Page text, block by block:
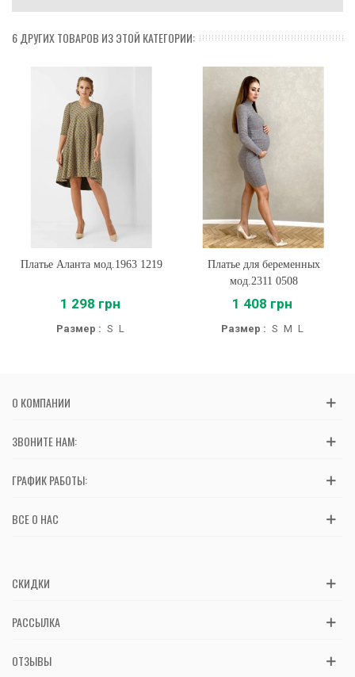
6 ДРУГИХ ТОВАРОВ ИЗ ЭТОЙ КАТЕГОРИИ:
Платье Аланта мод.1963 1219
1 298 грн
Размер : S L
Платье для беременных
мод.2311 0508
1 408 грн
Размер : S M L
О КОМПАНИИ
ЗВОНИТЕ НАМ:
ГРАФИК РАБОТЫ:
ВСЕ О НАС
СКИДКИ
РАССЫЛКА
ОТЗЫВЫ